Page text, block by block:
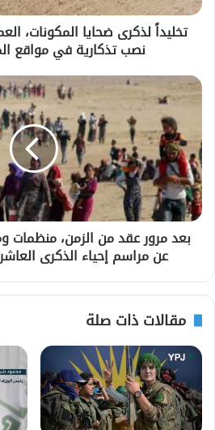
تخليداً لذكرى ضحايا المكونات،
نصب تذكارية في مواقع
بعد مرور عقد من الزمن، منظمات
عن مراسم إحياء الذكرى
مقالات ذات صلة